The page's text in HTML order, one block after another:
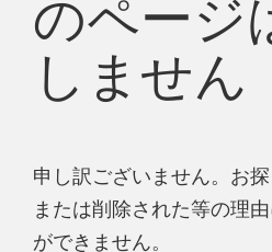
のページ
しません
申し訳ございません。お
または削除された等の理
ができません。